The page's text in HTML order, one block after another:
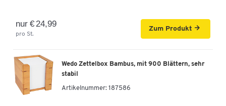
nur € 24,99
pro St.
Zum Produkt
Wedo Zettelbox Bambus, mit 900 Blättern, sehr
stabil
Artikelnummer: 187586